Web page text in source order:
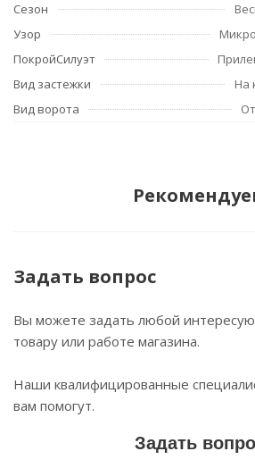
Сезон
Узор
ПокройСилуэт
Вид застежки
На
Вид ворота
Задать вопрос
Вы можете задать любой
товару или работе магазина.
Наши квалифицированные
вам помогут.
Задать